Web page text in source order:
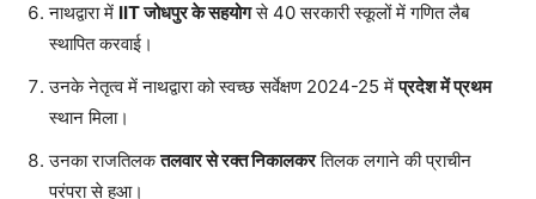
नाथद्वारा में IIT जोधपुर के सहयोगसे 40 सरकारी स्कूलों में गणित लैब
स्थापित करवाई।
उनके नेतृत्व में नाथद्वारा को स्वच्छ सर्वेक्षण 2024-25 मेंप्रदेश में प्रथम
स्थान मिला।
उनका राजतिलकतलवार से रक्त निकालकरतिलक लगाने की प्राचीन
परंपरा से हुआ।